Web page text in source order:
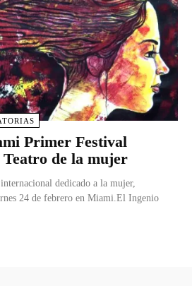
Primer Festival
de la mujer
dedicado a la mujer,
24 de febrero en Miami.El Ingenio